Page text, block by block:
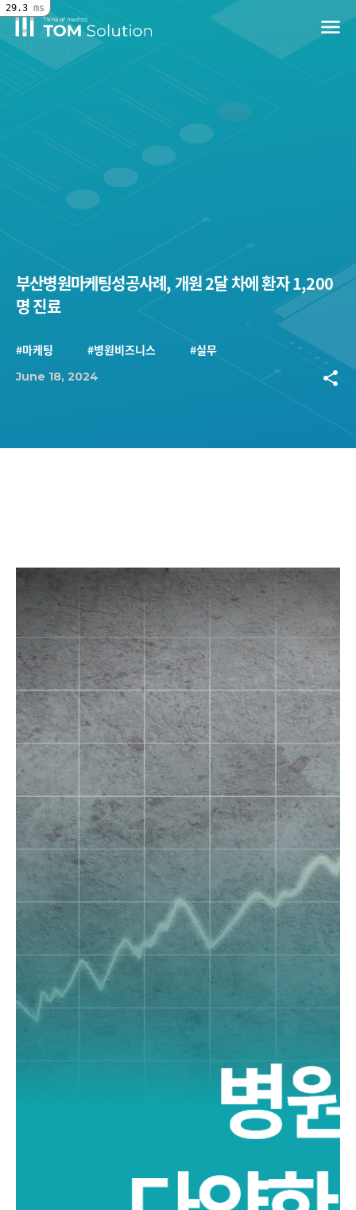
menu
부산병원마케팅성공사례, 개원 2달 차에 환자 1,200
명 진료
#마케팅 #병원비즈니스 #실무
June 18, 2024 share
29.3 ms